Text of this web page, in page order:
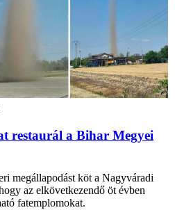
restaurál a Bihar Megyei
megállapodást köt a Nagyváradi
az elkövetkezendő öt évben
fatemplomokat.